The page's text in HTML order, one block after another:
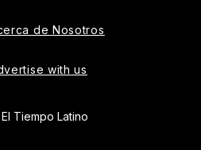
de Nosotros
with us
Tiempo Latino